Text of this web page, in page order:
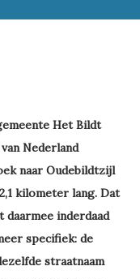
Het Bildt
Nederland
naar Oudebildtzijl
kilometer lang. Dat
daarmee inderdaad
specifiek: de
straatnaam